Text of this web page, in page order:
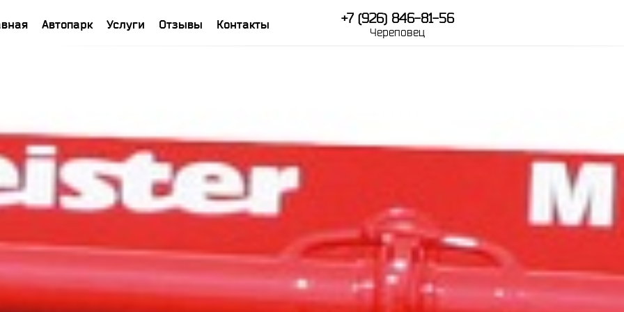
Автопарк Услуги Отзывы Контакты +7 (926) 846-81-56
Череповец